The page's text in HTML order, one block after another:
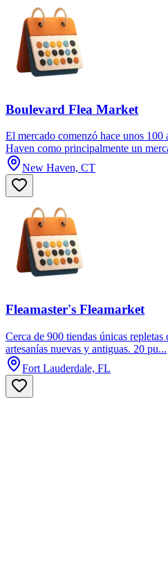
Boulevard Flea Market
El mercado comenzó hace unos 100
Haven como principalmente un
New Haven, CT
Fleamaster's Fleamarket
Cerca de 900 tiendas únicas
artesanías nuevas y antiguas. 20 pu...
Fort Lauderdale, FL